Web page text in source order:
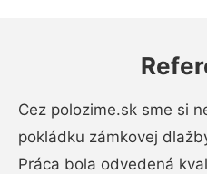
Cez polozime.sk sme si
pokládku zámkovej
Práca bola odvedená